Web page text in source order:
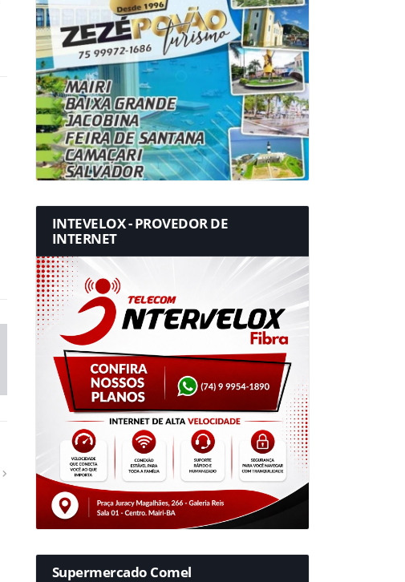
INTEVELOX - PROVEDOR DE
INTERNET
Supermercado Comel